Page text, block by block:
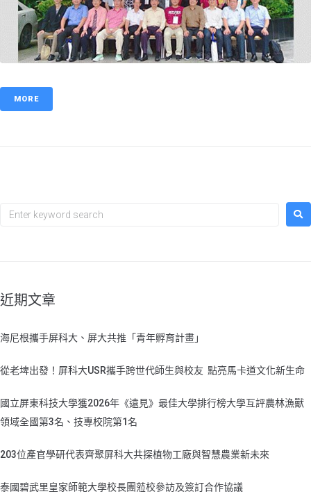
MORE
近期文章
海尼根攜手屏科大、屏大共推「青年孵育計畫」
從老埤出發！屏科大USR攜手跨世代師生與校友 點亮馬卡道文化新生命
國立屏東科技大學獲2026年《遠見》最佳大學排行榜大學互評農林漁獸
領域全國第3名、技專校院第1名
203位產官學研代表齊聚屏科大共探植物工廠與智慧農業新未來
泰國碧武里皇家師範大學校長團蒞校參訪及簽訂合作協議